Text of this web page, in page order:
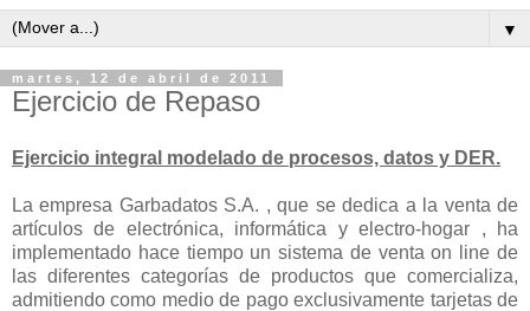
▼
martes, 12 de abril de 2011
Ejercicio de Repaso
Ejercicio integral modelado de procesos, datos y DER.
La empresa Garbadatos S.A. , que se dedica a la venta de
artículos de electrónica, informática y electro-hogar , ha
implementado hace tiempo un sistema de venta on line de
las diferentes categorías de productos que comercializa,
admitiendo como medio de pago exclusivamente tarjetas de